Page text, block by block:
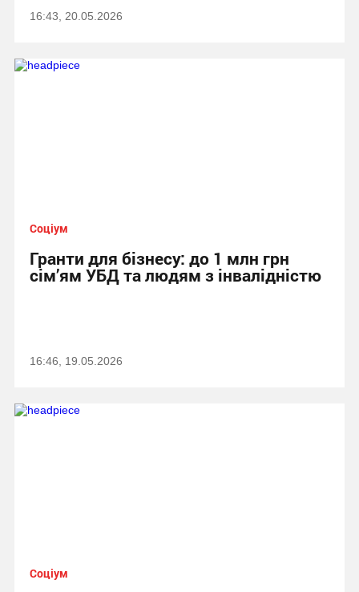
16:43, 20.05.2026
Соціум
Гранти для бізнесу: до 1 млн грн
сім’ям УБД та людям з інвалідністю
16:46, 19.05.2026
Соціум